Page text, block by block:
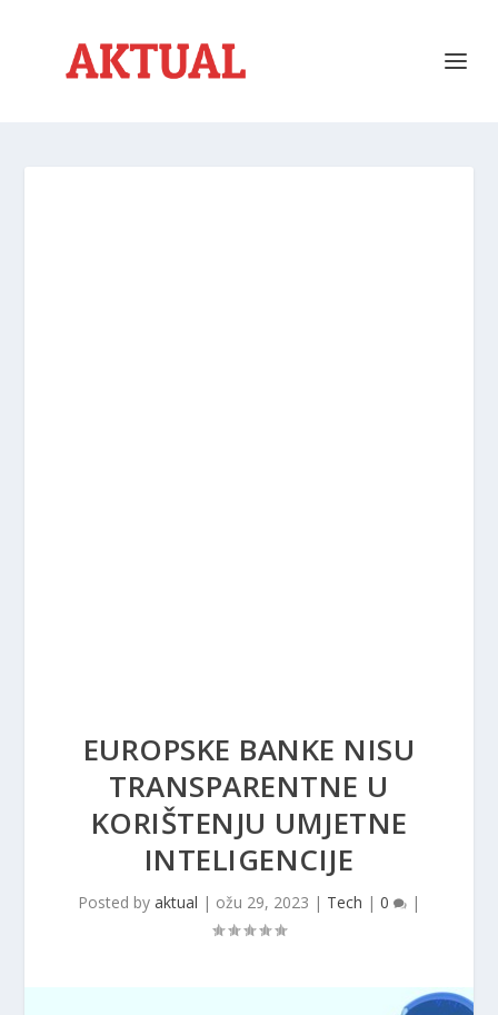
EUROPSKE BANKE NISU
TRANSPARENTNE U
KORIŠTENJU UMJETNE
INTELIGENCIJE
Posted by aktual | ožu 29, 2023 | Tech | 0 |